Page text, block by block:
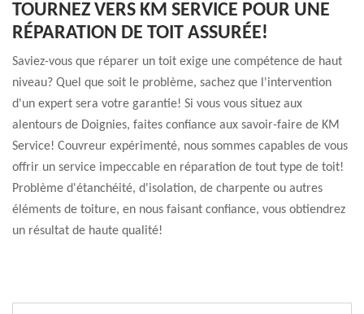
TOURNEZ VERS KM SERVICE POUR UNE
RÉPARATION DE TOIT ASSURÉE!
Saviez-vous que réparer un toit exige une compétence de haut
niveau? Quel que soit le problème, sachez que l'intervention
d'un expert sera votre garantie! Si vous vous situez aux
alentours de Doignies, faites confiance aux savoir-faire de KM
Service! Couvreur expérimenté, nous sommes capables de vous
offrir un service impeccable en réparation de tout type de toit!
Problème d'étanchéité, d'isolation, de charpente ou autres
éléments de toiture, en nous faisant confiance, vous obtiendrez
un résultat de haute qualité!